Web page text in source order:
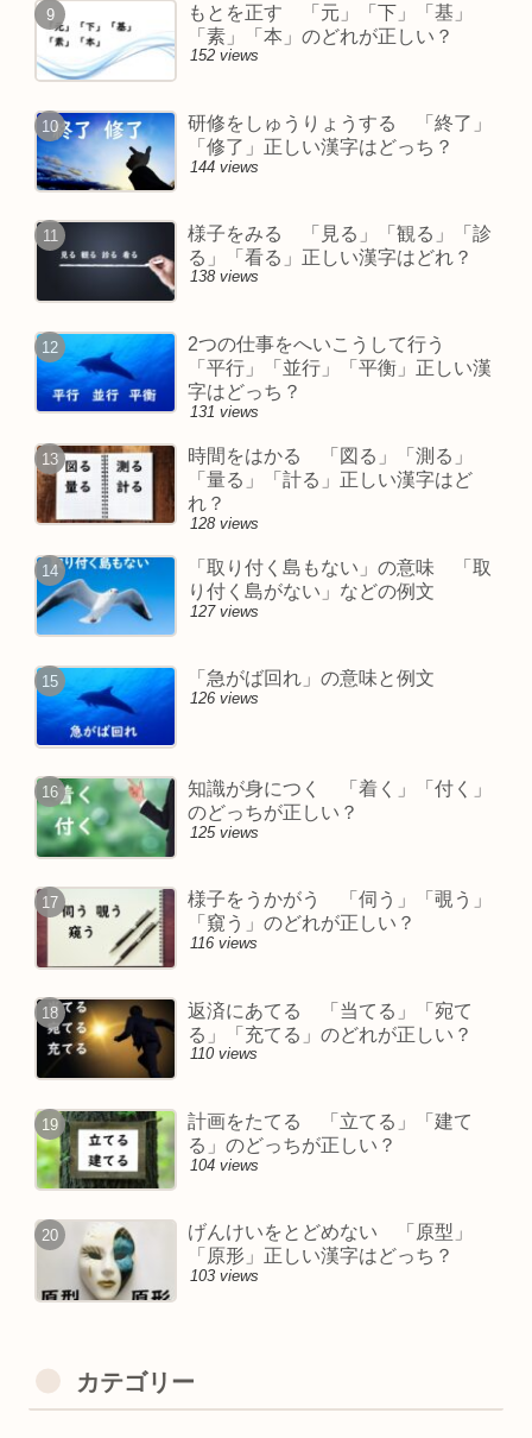
もとを正す 「元」「下」「基」
「素」「本」のどれが正しい？
152 views
研修をしゅうりょうする 「終了」
「修了」正しい漢字はどっち？
144 views
様子をみる 「見る」「観る」「診
る」「看る」正しい漢字はどれ？
138 views
2つの仕事をへいこうして行う
「平行」「並行」「平衡」正しい漢
字はどっち？
131 views
時間をはかる 「図る」「測る」
「量る」「計る」正しい漢字はど
れ？
128 views
「取り付く島もない」の意味 「取
り付く島がない」などの例文
127 views
「急がば回れ」の意味と例文
126 views
知識が身につく 「着く」「付く」
のどっちが正しい？
125 views
様子をうかがう 「伺う」「覗う」
「窺う」のどれが正しい？
116 views
返済にあてる 「当てる」「宛て
る」「充てる」のどれが正しい？
110 views
計画をたてる 「立てる」「建て
る」のどっちが正しい？
104 views
げんけいをとどめない 「原型」
「原形」正しい漢字はどっち？
103 views
カテゴリー